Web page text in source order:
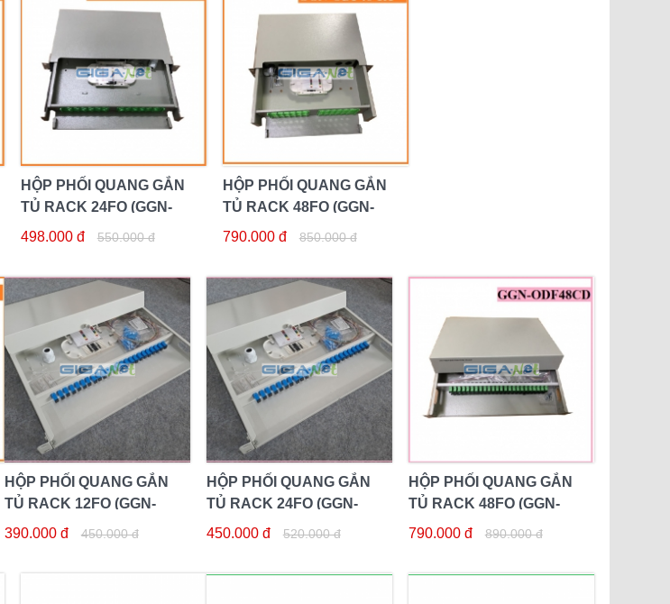
HỘP PHỐI QUANG GẮN
TỦ RACK 24FO (GGN-
ODF-24RT)
498.000 đ 550.000 đ
HỘP PHỐI QUANG GẮN
TỦ RACK 48FO (GGN-
ODF-48RT)
790.000 đ 850.000 đ
HỘP PHỐI QUANG GẮN
TỦ RACK 12FO (GGN-
ODF-12CD)
390.000 đ 450.000 đ
HỘP PHỐI QUANG GẮN
TỦ RACK 24FO (GGN-
ODF-24CD)
450.000 đ 520.000 đ
HỘP PHỐI QUANG GẮN
TỦ RACK 48FO (GGN-
ODF-48CD)
790.000 đ 890.000 đ